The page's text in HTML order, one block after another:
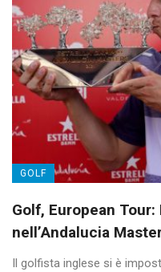
GOLF
Golf, European
nell’Andalucia
Il golfista inglese si è